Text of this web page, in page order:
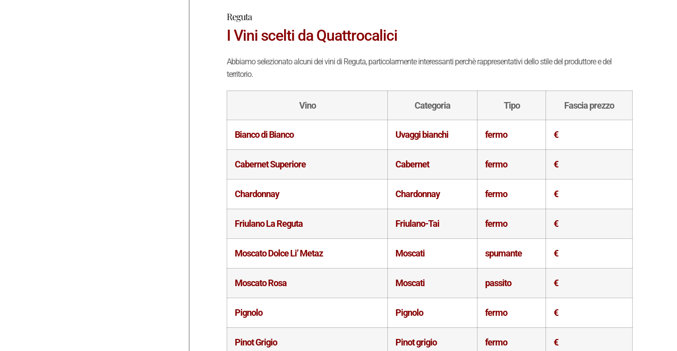
Reguta
I Vini scelti da Quattrocalici
Abbiamo selezionato alcuni dei vini di Reguta, particolarmente interessanti perchè rappresentativi dello stile del produttore e del
territorio.
Vino Categoria Tipo Fascia prezzo
Bianco di Bianco Uvaggi bianchi fermo €
Cabernet Superiore Cabernet fermo €
Chardonnay Chardonnay fermo €
Friulano La Reguta Friulano-Tai fermo €
Moscato Dolce Li’ Metaz Moscati spumante €
Moscato Rosa Moscati passito €
Pignolo Pignolo fermo €
Pinot Grigio Pinot grigio fermo €